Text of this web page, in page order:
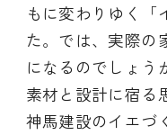
もに変わりゆく「
た。では、実際の
になるのでしょう
素材と設計に宿る
神馬建設のイエづ